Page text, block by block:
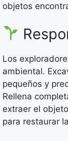
objetos
Los
ambiental.
pequeños y
Rellena
extraer el
para restaurar